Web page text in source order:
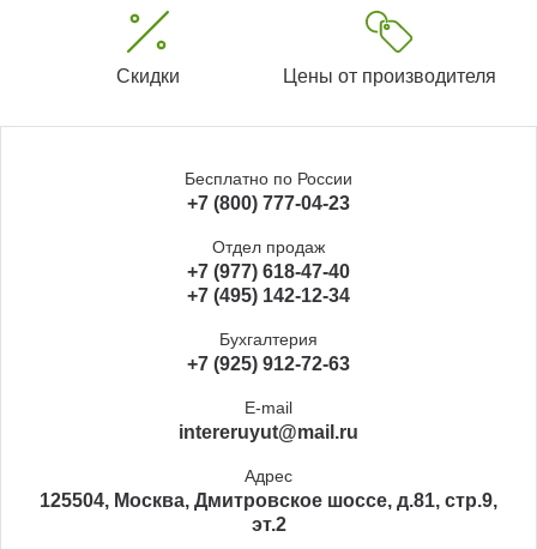
Скидки Цены от производителя
Бесплатно по России
+7 (800) 777-04-23
Отдел продаж
+7 (977) 618-47-40
+7 (495) 142-12-34
Бухгалтерия
+7 (925) 912-72-63
E-mail
intereruyut@mail.ru
Адрес
125504, Москва, Дмитровское шоссе, д.81, стр.9,
эт.2